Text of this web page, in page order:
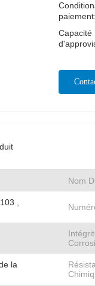
paiement:
Capacité
Nom
,
la